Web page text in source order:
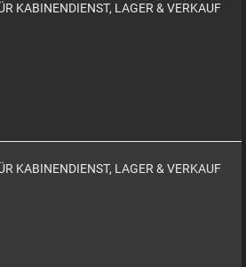
KABINENDIENST, LAGER & VERKAUF
KABINENDIENST, LAGER & VERKAUF